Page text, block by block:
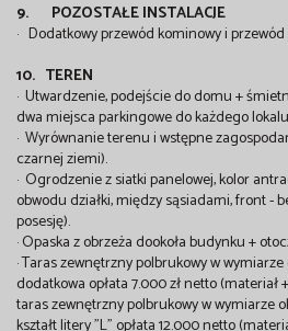
9. POZOSTAŁE INSTALACJE
· Dodatkowy przewód kominowy i
10. TEREN
· Utwardzenie, podejście do domu +
dwa miejsca parkingowe do każdego
· Wyrównanie terenu i wstępne
czarnej ziemi).
· Ogrodzenie z siatki panelowej, kolor
obwodu działki, między sąsiadami, front -
posesję).
· Opaska z obrzeża dookoła budynku +
· Taras zewnętrzny polbrukowy w wymiarze
dodatkowa opłata 7.000 zł netto
taras zewnętrzny polbrukowy w wymiarze